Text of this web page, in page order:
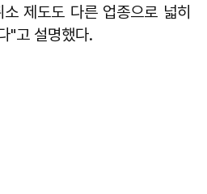
제도도 다른 업종으로 넓히
"고 설명했다.